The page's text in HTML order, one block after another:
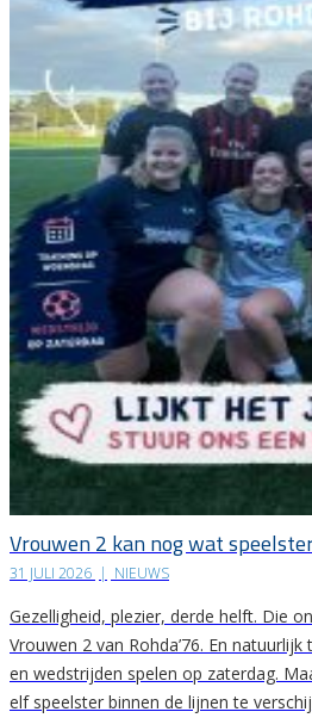
Vrouwen 2 kan nog wat
31 JULI 2026 | NIEUWS
Gezelligheid, plezier, derde helft. Die
Vrouwen 2 van Rohda’76. En
en wedstrijden spelen op zaterdag.
elf speelster binnen de lijnen te